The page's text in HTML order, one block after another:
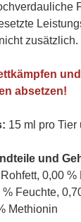
zusätzlich.
und
absetzen!
15 ml pro Tier
und
0,00 %
Feuchte,
Methionin